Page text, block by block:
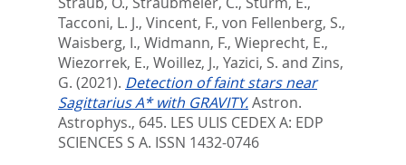
Tacconi, L. J., Vincent, F., von Fellenberg, S.,
Waisberg, I., Widmann, F., Wieprecht, E.,
Wiezorrek, E., Woillez, J., Yazici, S. and Zins,
G. (2021). Detection of faint stars near
Sagittarius A* with GRAVITY.Astron.
Astrophys., 645. LES ULIS CEDEX A: EDP
SCIENCES S A. ISSN 1432-0746